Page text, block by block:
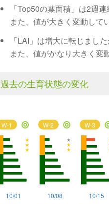
「Top50の葉面積」は2週
また、値が大きく変動して
「LAI」は増大に転じまし
また、値がかなり大きく変
過去の生育状態の変化
W-1
10/01
W-2
10/08
W-3
10/15